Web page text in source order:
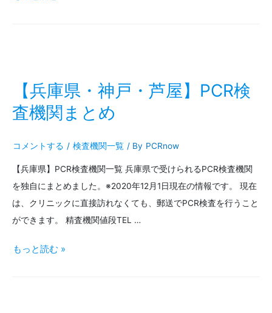
市・
PCR
検
査
機
【兵庫県・神戸・芦屋】PCR検
査機関まとめ
コメントする / 検査機関一覧 / By PCRnow
【兵庫県】PCR検査機関一覧 兵庫県で受けられるPCR検査機関
を独自にまとめました。※2020年12月1日現在の情報です。 現在
は、クリニックに直接訪れなくても、郵送でPCR検査を行うこと
ができます。 精査機関値段TEL …
【兵
もっと読む »